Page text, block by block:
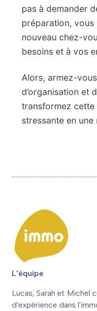
pas à demander
préparation,
nouveau chez-
besoins et à vos
Alors, armez-
d’organisation et
transformez cette
stressante en
L'équipe
Lucas, Sarah et Michel
d'expérience dans